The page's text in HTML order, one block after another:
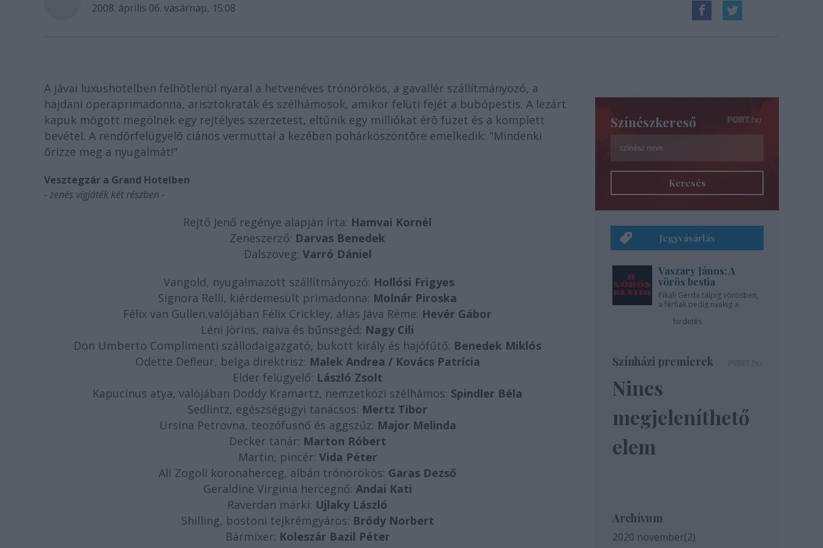
2008. április 06. vasárnap, 15:08
A jávai luxushotelben felhõtlenül nyaral a hetvenéves trónörökös, a gavallér szállítmányozó, a
hajdani operaprimadonna, arisztokraták és szélhámosok, amikor felüti fejét a bubópestis. A lezárt
kapuk mögött megölnek egy rejtélyes szerzetest, eltûnik egy milliókat érõ füzet és a komplett
bevétel. A rendõrfelügyelõ ciános vermuttal a kezében pohárköszöntõre emelkedik: "Mindenki
õrizze meg a nyugalmát!"
Vesztegzár a Grand Hotelben
- zenés vígjáték két részben -
Rejtő Jenő regénye alapján írta: Hamvai Kornél
Zeneszerző: Darvas Benedek
Dalszöveg: Varró Dániel
Vangold, nyugalmazott szállítmányozó: Hollósi Frigyes
Signora Relli, kiérdemesült primadonna: Molnár Piroska
Félix van Gullen,valójában Félix Crickley, alias Jáva Réme: Hevér Gábor
Léni Jörins, naiva és bűnsegéd: Nagy Cili
Don Umberto Complimenti szállodaigazgató, bukott király és hajófűtő: Benedek Miklós
Odette Defleur, belga direktrisz: Malek Andrea / Kovács Patrícia
Elder felügyelő: László Zsolt
Kapucinus atya, valójában Doddy Kramartz, nemzetközi szélhámos: Spindler Béla
Sedlintz, egészségügyi tanácsos: Mertz Tibor
Ursina Petrovna, teozófusnő és aggszűz: Major Melinda
Decker tanár: Marton Róbert
Martin, pincér: Vida Péter
Ali Zogoli koronaherceg, albán trónörökös: Garas Dezső
Geraldine Virginia hercegnő: Andai Kati
Raverdan márki: Ujlaky László
Shilling, bostoni tejkrémgyáros: Bródy Norbert
Bármixer: Koleszár Bazil Péter
Színészkereső
Keresés
Jegyvásárlás
Vaszary János: A
vörös bestia
Pikali Gerda talpig vörösben,
a férfiak pedig nyakig a
hirdetés
Színházi premierek
Nincs
megjeleníthető
elem
Archívum
2020 november(2)